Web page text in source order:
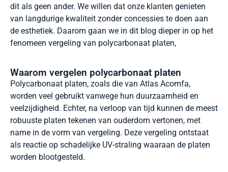
dit als geen ander. We willen dat onze klanten genieten
van langdurige kwaliteit zonder concessies te doen aan
de esthetiek. Daarom gaan we in dit blog dieper in op het
fenomeen vergeling van polycarbonaat platen,
Waarom vergelen polycarbonaat platen
Polycarbonaat platen, zoals die van Atlas Acomfa,
worden veel gebruikt vanwege hun duurzaamheid en
veelzijdigheid. Echter, na verloop van tijd kunnen de meest
robuuste platen tekenen van ouderdom vertonen, met
name in de vorm van vergeling. Deze vergeling ontstaat
als reactie op schadelijke UV-straling waaraan de platen
worden blootgesteld.